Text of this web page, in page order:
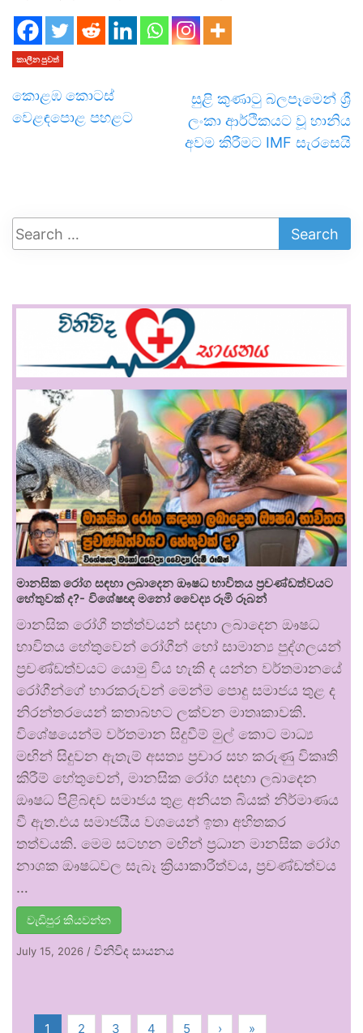
කාලීන පුවත්
කොළඹ කොටස්
වෙළඳපොළ පහළට
සුළි කුණාටු බලපෑමෙන් ශ්‍රී
ලංකා ආර්ථිකයට වූ හානිය
අවම කිරීමට IMF සැරසෙයි
මානසික රෝග සඳහා ලබාදෙන ඖෂධ භාවිතය ප්‍රචණ්ඩත්වයට
හේතුවක් ද?- විශේෂඥ මනෝ වෛද්‍ය රූමි රූබන්
මානසික රෝගී තත්ත්වයන් සඳහා ලබාදෙන ඖෂධ
භාවිතය හේතුවෙන් රෝගීන් හෝ සාමාන්‍ය පුද්ගලයන්
ප්‍රචණ්ඩත්වයට යොමු විය හැකි ද යන්න වර්තමානයේ
රෝගීන්ගේ භාරකරුවන් මෙන්ම පොදු සමාජය තුළ ද
නිරන්තරයෙන් කතාබහට ලක්වන මාතෘකාවකි.
විශේෂයෙන්ම වර්තමාන සිදුවීම් මුල් කොට මාධ්‍ය
මඟින් සිදුවන ඇතැම් අසත්‍ය ප්‍රචාර සහ කරුණු විකෘති
කිරීම් හේතුවෙන්, මානසික රෝග සඳහා ලබාදෙන
ඖෂධ පිළිබඳව සමාජය තුළ අනියත බියක් නිර්මාණය
වී ඇත.එය සමාජයීය වශයෙන් ඉතා අහිතකර
තත්වයකි. මෙම සටහන මඟින් ප්‍රධාන මානසික රෝග
නාශක ඖෂධවල සැබෑ ක්‍රියාකාරීත්වය, ප්‍රචණ්ඩත්වය
…
වැඩිපුර කියවන්න
July 15, 2026 / විනිවිද සායනය
1 2 3 4 5 › »